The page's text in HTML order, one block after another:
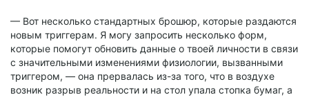
— Вот несколько стандартных брошюр, которые раздаются
новым триггерам. Я могу запросить несколько форм,
которые помогут обновить данные о твоей личности в связи
с значительными изменениями физиологии, вызванными
триггером, — она прервалась из-за того, что в воздухе
возник разрыв реальности и на стол упала стопка бумаг, а